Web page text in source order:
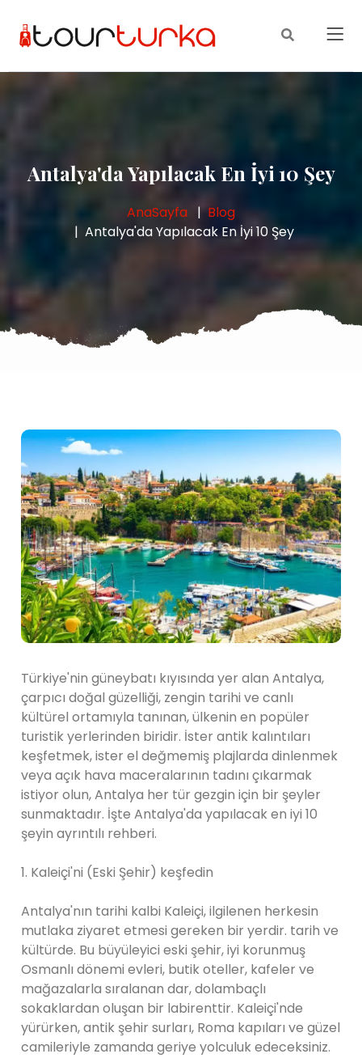
Antalya'da Yapılacak En İyi 10 Şey
AnaSayfa
Blog
Antalya'da Yapılacak En İyi 10 Şey
Türkiye'nin güneybatı kıyısında yer alan Antalya,
çarpıcı doğal güzelliği, zengin tarihi ve canlı
kültürel ortamıyla tanınan, ülkenin en popüler
turistik yerlerinden biridir. İster antik kalıntıları
keşfetmek, ister el değmemiş plajlarda dinlenmek
veya açık hava maceralarının tadını çıkarmak
istiyor olun, Antalya her tür gezgin için bir şeyler
sunmaktadır. İşte Antalya'da yapılacak en iyi 10
şeyin ayrıntılı rehberi.
1. Kaleiçi'ni (Eski Şehir) keşfedin
Antalya'nın tarihi kalbi Kaleiçi, ilgilenen herkesin
mutlaka ziyaret etmesi gereken bir yerdir. tarih ve
kültürde. Bu büyüleyici eski şehir, iyi korunmuş
Osmanlı dönemi evleri, butik oteller, kafeler ve
mağazalarla sıralanan dar, dolambaçlı
sokaklardan oluşan bir labirenttir. Kaleiçi'nde
yürürken, antik şehir surları, Roma kapıları ve güzel
camileriyle zamanda geriye yolculuk edeceksiniz.